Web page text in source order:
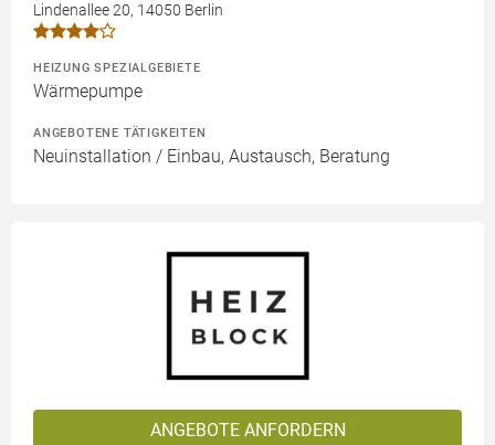
Lindenallee 20, 14050 Berlin
HEIZUNG SPEZIALGEBIETE
Wärmepumpe
ANGEBOTENE TÄTIGKEITEN
Neuinstallation / Einbau, Austausch, Beratung
ANGEBOTE ANFORDERN